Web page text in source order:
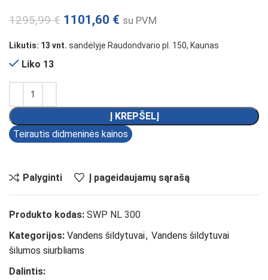
1295,99€ 1101,60 € su PVM
Likutis: 13 vnt. sandėlyje Raudondvario pl. 150, Kaunas
Liko 13
Į KREPŠELĮ
Teirautis didmeninės kainos
Palyginti Į pageidaujamų sąrašą
Produkto kodas: SWP NL 300
Kategorijos: Vandens šildytuvai, Vandens šildytuvai
šilumos siurbliams
Dalintis: